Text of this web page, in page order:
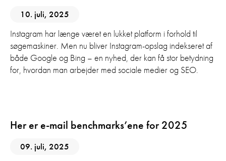
10. juli, 2025
Instagram har længe været en lukket platform i forhold til
søgemaskiner. Men nu bliver Instagram-opslag indekseret af
både Google og Bing – en nyhed, der kan få stor betydning
for, hvordan man arbejder med sociale medier og SEO.
Her er e-mail benchmarks’ene for 2025
09. juli, 2025